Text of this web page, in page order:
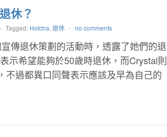
休？
- Tagged: Hotcha, 退休 - no comments
傳退休策劃的活動時，透露了她們的退
示希望能夠於50歲時退休，而Crystal則
過都異口同聲表示應該及早為自己的